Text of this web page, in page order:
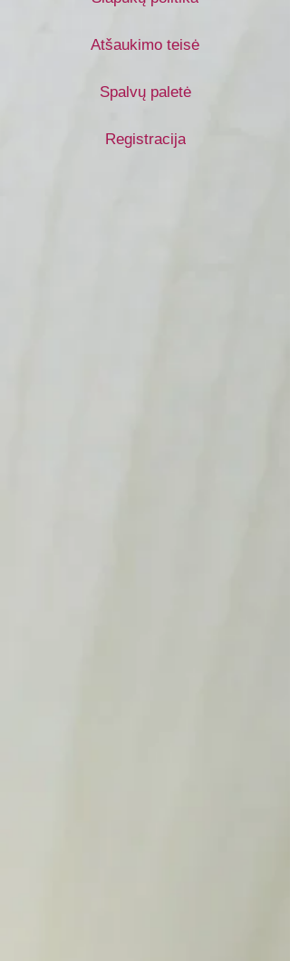
Atšaukimo teisė
Spalvų paletė
Registracija